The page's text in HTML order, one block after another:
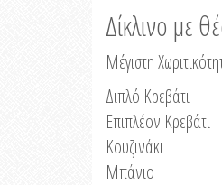
Δίκλινο με
Μέγιστη
Διπλό Κρεβάτι
Επιπλέον Κρεβάτι
Κουζινάκι
Μπάνιο